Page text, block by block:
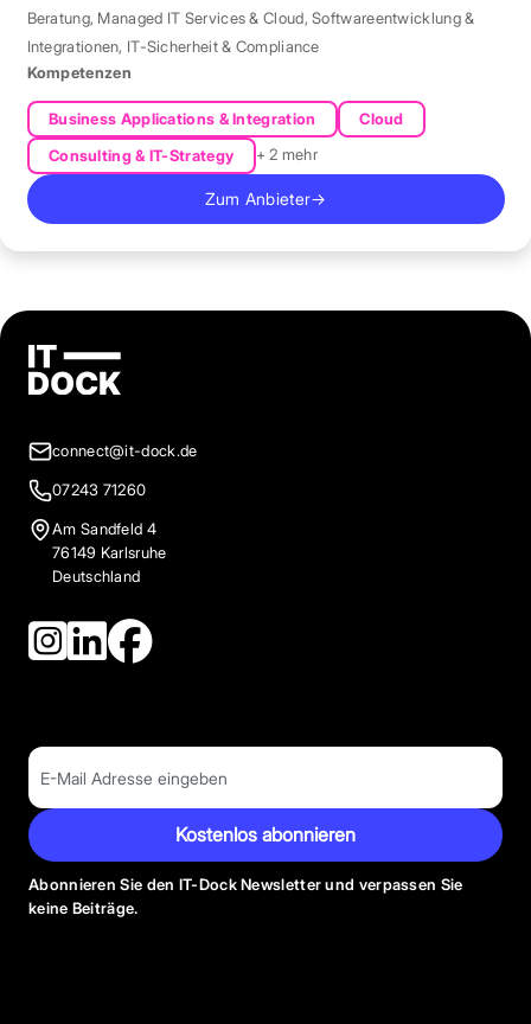
Beratung, Managed IT Services & Cloud,Softwareentwicklung &
Integrationen, IT-Sicherheit & Compliance
Kompetenzen
Business Applications & Integration
Cloud
Consulting & IT-Strategy
+ 2 mehr
Zum Anbieter→
connect@it-dock.de
07243 71260
Am Sandfeld 4
76149 Karlsruhe
Deutschland
Kostenlos abonnieren
Abonnieren Sie den IT-Dock Newsletter und verpassen Sie
keine Beiträge.